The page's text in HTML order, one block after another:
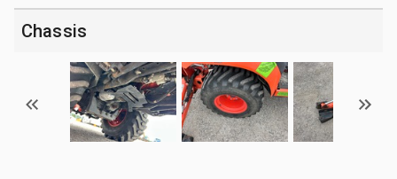
Chassis